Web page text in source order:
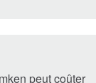
peut coûter